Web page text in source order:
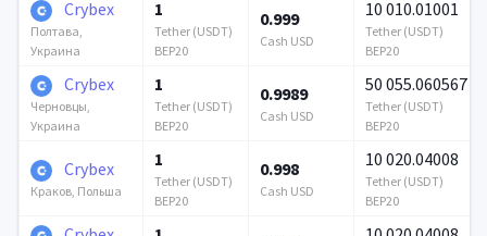
Crybex
Полтава,
Украина
1
Tether (USDT)
BEP20
0.999
Cash USD
10 010.01001
Tether (USDT)
BEP20
Crybex
Черновцы,
Украина
1
Tether (USDT)
BEP20
0.9989
Cash USD
50 055.060567
Tether (USDT)
BEP20
Crybex
Краков, Польша
1
Tether (USDT)
BEP20
0.998
Cash USD
10 020.04008
Tether (USDT)
BEP20